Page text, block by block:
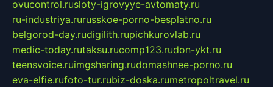
ovucontrol.rusloty-igrovyye-avtomaty.ru
ru-industriya.rurusskoe-porno-besplatno.ru
belgorod-day.rudigilith.rupichkurovlab.ru
medic-today.rutaksu.rucomp123.rudon-ykt.ru
teensvoice.ruimgsharing.rudomashnee-porno.ru
eva-elfie.rufoto-tur.rubiz-doska.rumetropoltravel.ru